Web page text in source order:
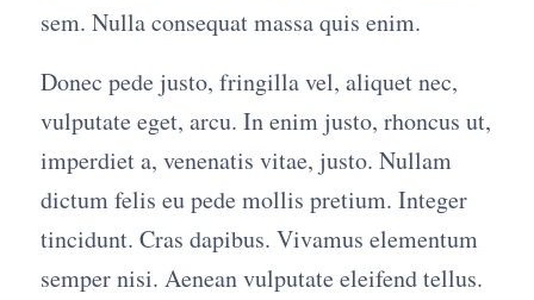
sem. Nulla consequat massa quis enim.
Donec pede justo, fringilla vel, aliquet nec,
vulputate eget, arcu. In enim justo, rhoncus ut,
imperdiet a, venenatis vitae, justo. Nullam
dictum felis eu pede mollis pretium. Integer
tincidunt. Cras dapibus. Vivamus elementum
semper nisi. Aenean vulputate eleifend tellus.